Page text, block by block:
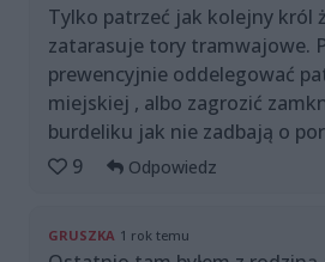
Tylko patrzeć jak kolejny król
zatarasuje tory tramwajowe.
prewencyjnie oddelegować
miejskiej , albo zagrozić
burdeliku jak nie zadbają o
9
Odpowiedz
GRUSZKA 1 rok temu